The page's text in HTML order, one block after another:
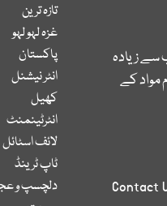
سے زیادہ
مواد کے
Contact
تازہ ترین
غزہ لہو لہو
پاکستان
انٹر نیشنل
کھیل
انٹرٹینمنٹ
لائف اسٹائل
ٹاپ ٹرینڈ
دلچسپ و